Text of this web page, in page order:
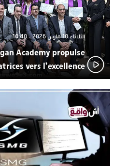
الثلاثاء 10 مارس 2026 - 10:40
Academy propulse
vers l’excellence